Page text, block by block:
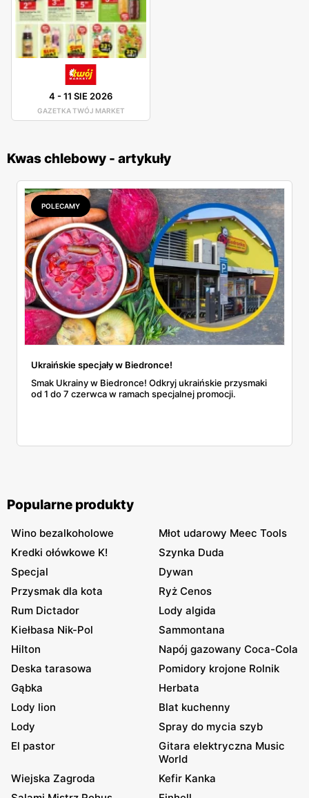
4 -11 SIE 2026
GAZETKA TWÓJ MARKET
Kwas chlebowy - artykuły
POLECAMY
Ukraińskie specjały w Biedronce!
Smak Ukrainy w Biedronce! Odkryj ukraińskie przysmaki
od 1 do 7 czerwca w ramach specjalnej promocji.
Popularne produkty
Wino bezalkoholowe
Młot udarowy Meec Tools
Kredki ołówkowe K!
Szynka Duda
Specjal
Dywan
Przysmak dla kota
Ryż Cenos
Rum Dictador
Lody algida
Kiełbasa Nik-Pol
Sammontana
Hilton
Napój gazowany Coca-Cola
Deska tarasowa
Pomidory krojone Rolnik
Gąbka
Herbata
Lody lion
Blat kuchenny
Lody
Spray do mycia szyb
El pastor
Gitara elektryczna Music
World
Wiejska Zagroda
Kefir Kanka